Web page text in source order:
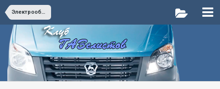
Электрооборудование